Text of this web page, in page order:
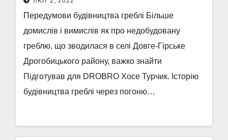
Передумови будівництва греблі Більше
домислів і вимислів як про недобудовану
греблю, що зводилася в селі Довге-Гірське
Дрогобицького району, важко знайти
Підготував для DROBRO Хосе Турчик. Історію
будівництва греблі через погоню…